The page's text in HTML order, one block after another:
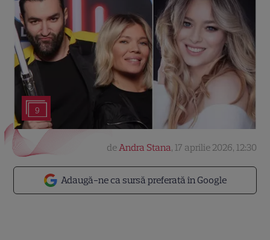
9
Adaugă-ne ca sursă preferată în Google
deAndra Stana, 17 aprilie 2026, 12:30